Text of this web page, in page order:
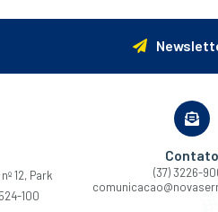
12, Park
100
Contato
(37) 3226-